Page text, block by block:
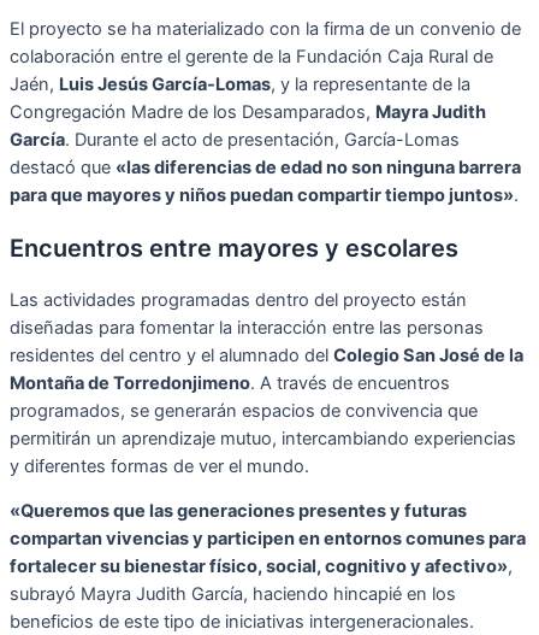
El proyecto se ha materializado con la firma de un convenio de
colaboración entre el gerente de la Fundación Caja Rural de
Jaén, Luis Jesús García-Lomas, y la representante de la
Congregación Madre de los Desamparados, Mayra Judith
García. Durante el acto de presentación, García-Lomas
destacó que «las diferencias de edad no son ninguna barrera
para que mayores y niños puedan compartir tiempo juntos».
Encuentros entre mayores y escolares
Las actividades programadas dentro del proyecto están
diseñadas para fomentar la interacción entre las personas
residentes del centro y el alumnado del Colegio San José de la
Montaña de Torredonjimeno. A través de encuentros
programados, se generarán espacios de convivencia que
permitirán un aprendizaje mutuo, intercambiando experiencias
y diferentes formas de ver el mundo.
«Queremos que las generaciones presentes y futuras
compartan vivencias y participen en entornos comunes para
fortalecer su bienestar físico, social, cognitivo y afectivo»,
subrayó Mayra Judith García, haciendo hincapié en los
beneficios de este tipo de iniciativas intergeneracionales.